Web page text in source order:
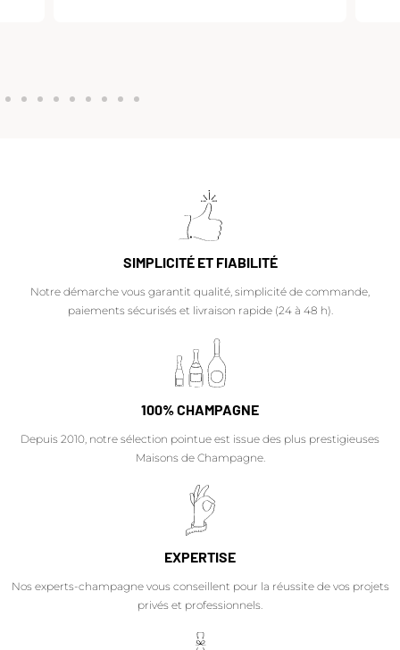
SIMPLICITÉ ET FIABILITÉ
Notre démarche vous garantit qualité, simplicité de commande,
paiements sécurisés et livraison rapide (24 à 48 h).
100% CHAMPAGNE
Depuis 2010, notre sélection pointue est issue des plus prestigieuses
Maisons de Champagne.
EXPERTISE
Nos experts-champagne vous conseillent pour la réussite de vos projets
privés et professionnels.